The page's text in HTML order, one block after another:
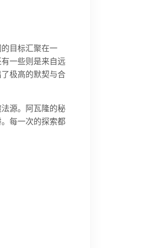
目标汇聚在一
一些则是来自远
极高的默契与合
源。阿瓦隆的秘
每一次的探索都